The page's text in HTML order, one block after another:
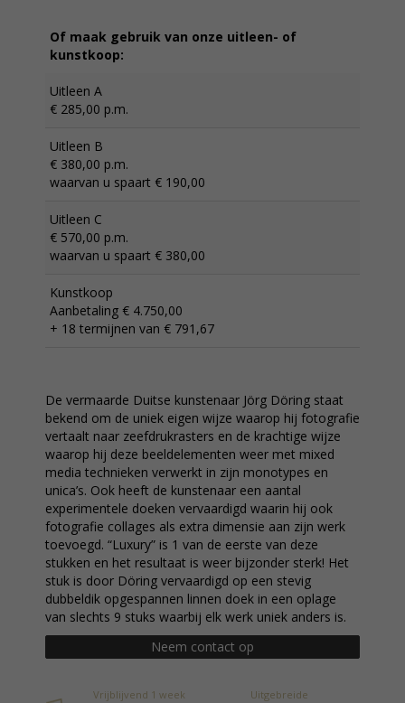
Of maak gebruik van onze uitleen- of
kunstkoop:
Uitleen A
€ 285,00 p.m.
Uitleen B
€ 380,00 p.m.
waarvan u spaart € 190,00
Uitleen C
€ 570,00 p.m.
waarvan u spaart € 380,00
Kunstkoop
Aanbetaling € 4.750,00
+ 18 termijnen van € 791,67
De vermaarde Duitse kunstenaar Jörg Döring staat
bekend om de uniek eigen wijze waarop hij fotografie
vertaalt naar zeefdrukrasters en de krachtige wijze
waarop hij deze beeldelementen weer met mixed
media technieken verwerkt in zijn monotypes en
unica’s. Ook heeft de kunstenaar een aantal
experimentele doeken vervaardigd waarin hij ook
fotografie collages als extra dimensie aan zijn werk
toevoegd. “Luxury” is 1 van de eerste van deze
stukken en het resultaat is weer bijzonder sterk! Het
stuk is door Döring vervaardigd op een stevig
dubbeldik opgespannen linnen doek in een oplage
van slechts 9 stuks waarbij elk werk uniek anders is.
Neem contact op
Vrijblijvend 1 week
Uitgebreide